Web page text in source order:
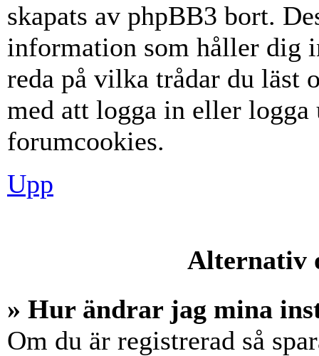
skapats av phpBB3 bort.
information som håller dig
reda på vilka trådar du läst
med att logga in eller
forumcookies.
Upp
Alternativ
» Hur ändrar jag mina
Om du är registrerad så